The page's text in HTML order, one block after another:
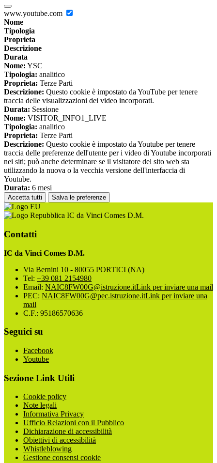
www.youtube.com
Nome
Tipologia
Proprieta
Descrizione
Durata
Nome: YSC
Tipologia: analitico
Proprieta: Terze Parti
Descrizione: Questo cookie è impostato da YouTube per tenere
traccia delle visualizzazioni dei video incorporati.
Durata: Sessione
Nome: VISITOR_INFO1_LIVE
Tipologia: analitico
Proprieta: Terze Parti
Descrizione: Questo cookie è impostato da Youtube per tenere
traccia delle preferenze dell'utente per i video di Youtube incorporati
nei siti; può anche determinare se il visitatore del sito web sta
utilizzando la nuova o la vecchia versione dell'interfaccia di
Youtube.
Durata: 6 mesi
Accetta tutti Salva le preferenze
IC da Vinci Comes D.M.
Contatti
IC da Vinci Comes D.M.
Via Bernini 10 - 80055 PORTICI (NA)
Tel: +39 081 2154980
Email: NAIC8FW00G@istruzione.itLink per inviare una mail
PEC: NAIC8FW00G@pec.istruzione.itLink per inviare una
mail
C.F.: 95186570636
Seguici su
Facebook
Youtube
Sezione Link Utili
Cookie policy
Note legali
Informativa Privacy
Ufficio Relazioni con il Pubblico
Dichiarazione di accessibilità
Obiettivi di accessibilità
Whistleblowing
Gestione consensi cookie